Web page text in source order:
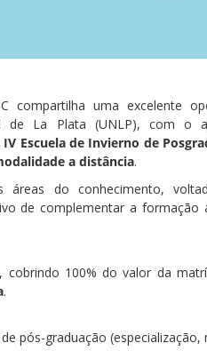
compartilha uma excelente
de La Plata (UNLP), com o
IV Escuela de Invierno de
a distância.
do conhecimento,
de complementar a formação
cobrindo 100% do valor da
.
pós-graduação